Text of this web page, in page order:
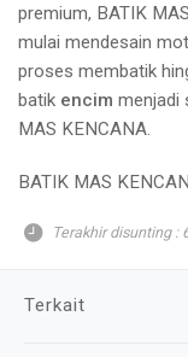
premium, BATIK
mulai mendesain
proses membatik
batik encim menjadi
MAS KENCANA.
BATIK MAS
Terakhir disunting :
Terkait